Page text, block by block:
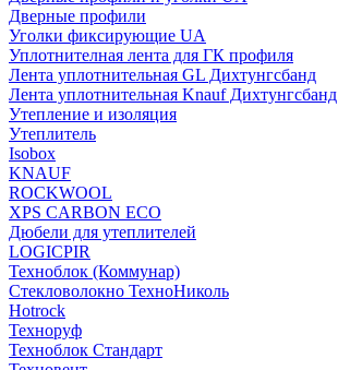
Дверные профили
Уголки фиксирующие UA
Уплотнителная лента для ГК профиля
Лента уплотнительная GL Дихтунгсбанд
Лента уплотнительная Knauf Дихтунгсбанд
Утепление и изоляция
Утеплитель
Isobox
KNAUF
ROCKWOOL
XPS CARBON ECO
Дюбели для утеплителей
LOGICPIR
Техноблок (Коммунар)
Стекловолокно ТехноНиколь
Hotrock
Технoруф
Техноблок Стандарт